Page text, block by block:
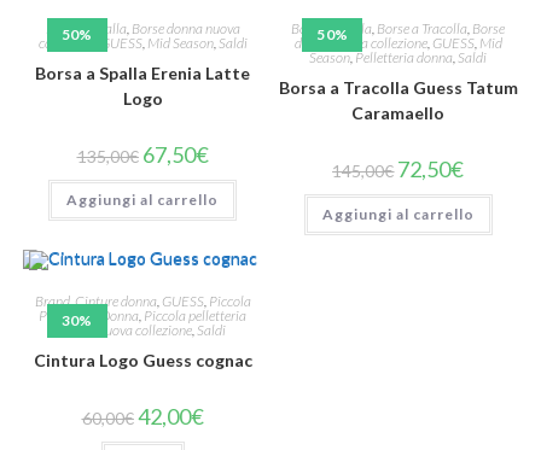
50%
Borse a Spalla Borse donna nuova
collezione
GUESS, Mid Season, Saldi
Borsa a Spalla Erenia Latte
Logo
135,00€ 67,50€
Aggiungi al carrello
50%
Borse a Spalla Borse a Tracolla Borse
donna nuova collezione, GUESS, Mid
Season,Pelletteria donna Saldi
Borsa a Tracolla Guess Tatum
Caramaello
145,00€ 72,50€
Aggiungi al carrello
30%
Brand,Cinture donna GUESS, Piccola
Pelletteria Donna Piccola pelletteria
donna nuova collezione Saldi
Cintura Logo Guess cognac
60,00€42,00€